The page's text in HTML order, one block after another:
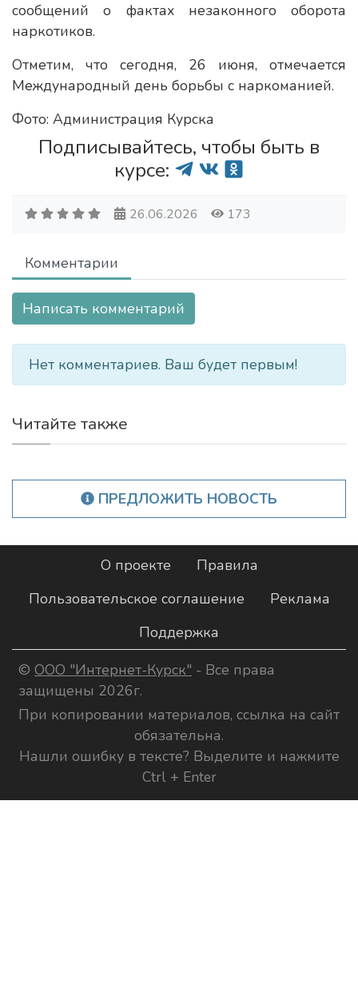
сообщений о фактах незаконного оборота
наркотиков.
Отметим, что сегодня, 26 июня, отмечается
Международный день борьбы с наркоманией.
Фото: Администрация Курска
Подписывайтесь, чтобы быть в
курсе:
26.06.2026 173
Комментарии
Написать комментарий
Нет комментариев. Ваш будет первым!
Читайте также
ПРЕДЛОЖИТЬ НОВОСТЬ
О проекте
Правила
Пользовательское соглашение
Реклама
Поддержка
© ООО "Интернет-Курск" - Все права
защищены 2026г.
При копировании материалов, ссылка на сайт
обязательна.
Нашли ошибку в тексте? Выделите и нажмите
Ctrl + Enter